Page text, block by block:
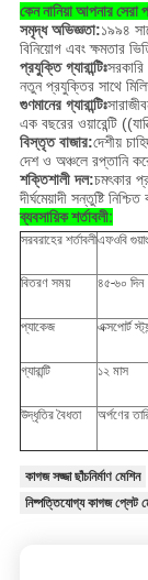
কেন নানিয়া আপনার সেরা
সমৃদ্ধ অভিজ্ঞতা:১৯৯৪
বিনিয়োগ এবং ক্ষমতার
প্রযুক্তি গ্যারান্টিঃসরকারি
নতুন প্রযুক্তির সাথে
গুণমানের গ্যারান্টিঃ
এক বছরের ওয়ারেন্টি
বিস্তৃত বাজার:দেশীয়
দেশ ও অঞ্চলে রপ্তানি
শক্তিশালী দল:চমৎকার
দীর্ঘমেয়াদী সন্তুষ্টি
ব্যবসায়িক শর্তাবলী:
সরবরাহের শর্তাবলীএফওবি
বিতরণ সময় ৪৫-৬০ দিন
প্যাকেজ এক্সপোর্ট
গ্যারান্টি ১২ মাস
উদ্ধৃতির বৈধতা অর্পণের
কাগজ সজ্জা ছাঁচনির্মাণ মেশিন
নিষ্পত্তিযোগ্য কাগজ প্লেট